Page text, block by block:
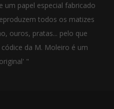
um papel especial fabricado
todos os matizes
ouros, pratas... pelo que
da M. Moleiro é um
"